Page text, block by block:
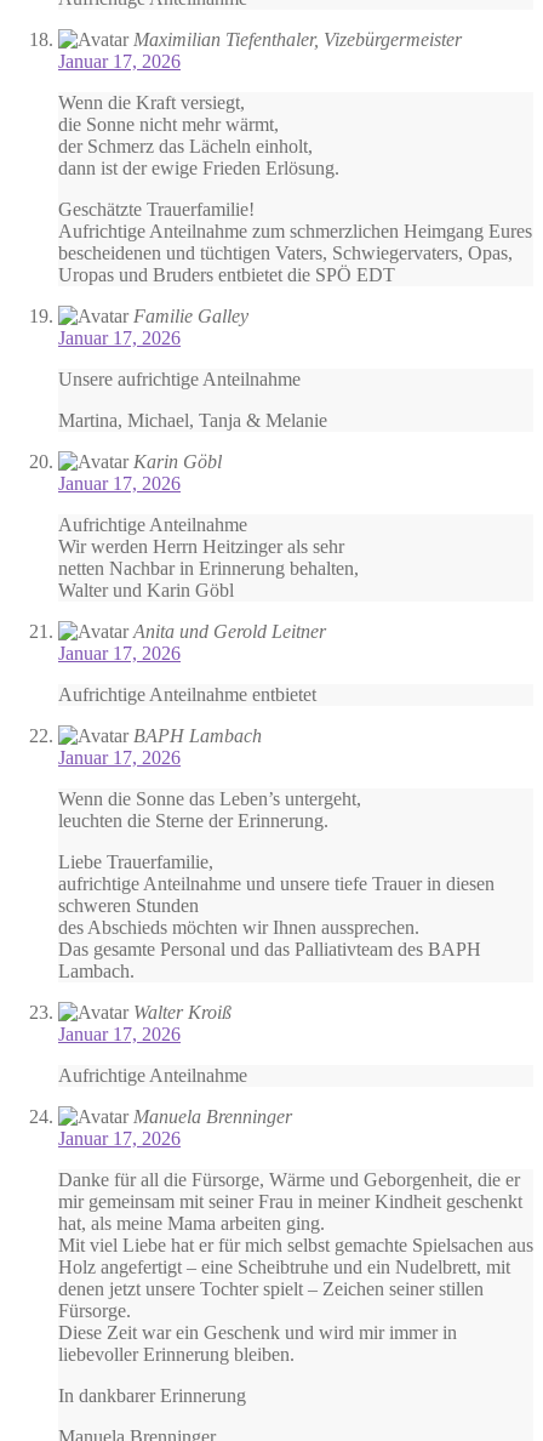
Maximilian Tiefenthaler, Vizebürgermeister
Januar 17, 2026
Wenn die Kraft versiegt,
die Sonne nicht mehr wärmt,
der Schmerz das Lächeln einholt,
dann ist der ewige Frieden Erlösung.
Geschätzte Trauerfamilie!
Aufrichtige Anteilnahme zum schmerzlichen Heimgang Eures
bescheidenen und tüchtigen Vaters, Schwiegervaters, Opas,
Uropas und Bruders entbietet die SPÖ EDT
Familie Galley
Januar 17, 2026
Unsere aufrichtige Anteilnahme
Martina, Michael, Tanja & Melanie
Karin Göbl
Januar 17, 2026
Aufrichtige Anteilnahme
Wir werden Herrn Heitzinger als sehr
netten Nachbar in Erinnerung behalten,
Walter und Karin Göbl
Anita und Gerold Leitner
Januar 17, 2026
Aufrichtige Anteilnahme entbietet
BAPH Lambach
Januar 17, 2026
Wenn die Sonne das Leben’s untergeht,
leuchten die Sterne der Erinnerung.
Liebe Trauerfamilie,
aufrichtige Anteilnahme und unsere tiefe Trauer in diesen
schweren Stunden
des Abschieds möchten wir Ihnen aussprechen.
Das gesamte Personal und das Palliativteam des BAPH
Lambach.
Walter Kroiß
Januar 17, 2026
Aufrichtige Anteilnahme
Manuela Brenninger
Januar 17, 2026
Danke für all die Fürsorge, Wärme und Geborgenheit, die er
mir gemeinsam mit seiner Frau in meiner Kindheit geschenkt
hat, als meine Mama arbeiten ging.
Mit viel Liebe hat er für mich selbst gemachte Spielsachen aus
Holz angefertigt – eine Scheibtruhe und ein Nudelbrett, mit
denen jetzt unsere Tochter spielt – Zeichen seiner stillen
Fürsorge.
Diese Zeit war ein Geschenk und wird mir immer in
liebevoller Erinnerung bleiben.
In dankbarer Erinnerung
Manuela Brenninger